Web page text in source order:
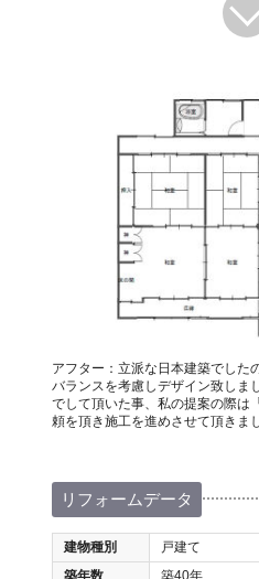
アフター：立派な日本建築でした
バランスを考慮しデザイン致しま
でして頂いた事、私の提案の際は
頼を頂き施工を進めさせて頂きま
リフォームデータ
建物種別
戸建て
築年数
築40年